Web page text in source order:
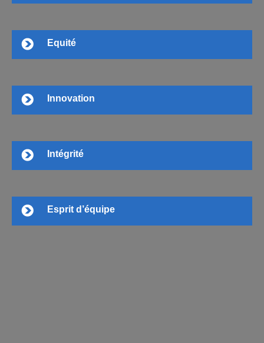
Equité
Innovation
Intégrité
Esprit d’équipe